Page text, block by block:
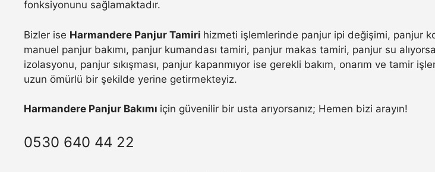
fonksiyonunu sağlamaktadır.
Bizler ise Harmandere Panjur Tamiri hizmeti işlemlerinde panjur ipi değişimi, panjur
manuel panjur bakımı, panjur kumandası tamiri, panjur makas tamiri, panjur su
izolasyonu, panjur sıkışması, panjur kapanmıyor ise gerekli bakım, onarım ve tamir
uzun ömürlü bir şekilde yerine getirmekteyiz.
Harmandere Panjur Bakımı için güvenilir bir usta arıyorsanız; Hemen bizi arayın!
0530 640 44 22